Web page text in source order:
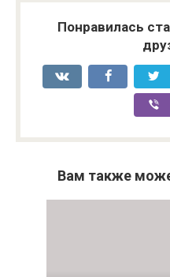
Понравилась
Вам также